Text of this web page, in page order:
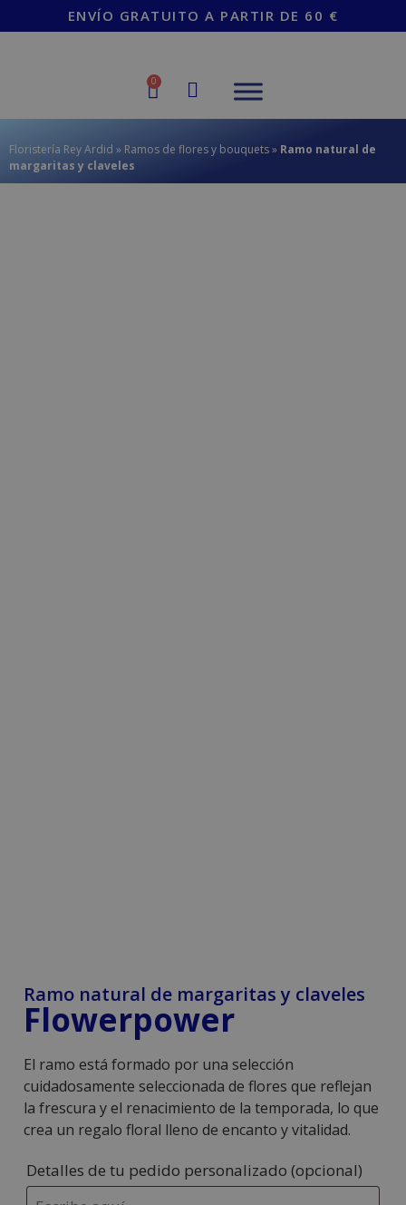
contenidoENVÍO GRATUITO A PARTIR DE 60 €
0
Floristería Rey Ardid » Ramos de flores y bouquets» Ramo natural de
margaritas y claveles
Ramo natural de margaritas y claveles
Flowerpower
El ramo está formado por una selección
cuidadosamente seleccionada de flores que reflejan
la frescura y el renacimiento de la temporada, lo que
crea un regalo floral lleno de encanto y vitalidad.
Detalles de tu pedido personalizado (opcional)